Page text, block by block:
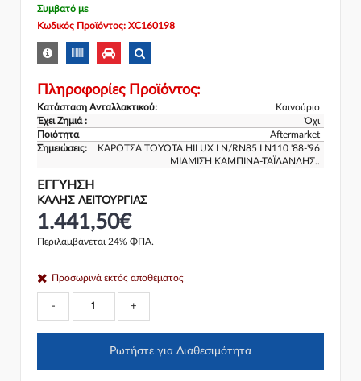
Συμβατό με
Κωδικός Προϊόντος: XC160198
Πληροφορίες Προϊόντος:
Κατάσταση Ανταλλακτικού:
Καινούριο
Έχει Ζημιά :
Όχι
Ποιότητα
Aftermarket
Σημειώσεις:
ΚΑΡΟΤΣΑ TOYOTA HILUX LN/RN85 LN110 '88-'96
ΜΙΑΜΙΣΗ ΚΑΜΠΙΝΑ-ΤΑΪΛΑΝΔΗΣ..
ΕΓΓΎΗΣΗ
ΚΑΛΗΣ ΛΕΙΤΟΥΡΓΙΑΣ
1.441,50€
Περιλαμβάνεται 24% ΦΠΑ.
Προσωρινά εκτός αποθέματος
- +
Ρωτήστε για Διαθεσιμότητα